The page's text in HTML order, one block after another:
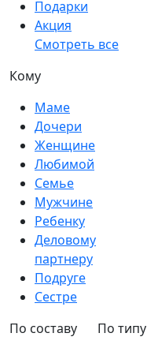
Подарки
Акция
Смотреть все
Кому
Маме
Дочери
Женщине
Любимой
Семье
Мужчине
Ребенку
Деловому
партнеру
Подруге
Сестре
По составу
По типу